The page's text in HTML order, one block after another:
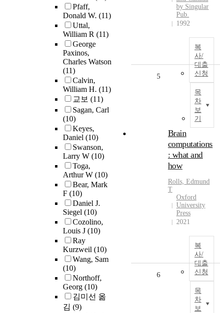
Pfaff,
Donald W. (11)
Uttal,
William R (11)
George
Paxinos,
Charles Watson
(11)
Calvin,
William H. (11)
교보 (11)
Sagan, Carl
(10)
Keyes,
Daniel (10)
Swanson,
Larry W (10)
Toga,
Arthur W (10)
Bear, Mark
F (10)
Daniel J.
Siegel (10)
Cozolino,
Louis J (10)
Ray
Kurzweil (10)
Wang, Sam
(10)
Northoff,
Georg (10)
김미선 옮
김 (9)
by Singular
Pub.
1992
복
사/
대출
신청
목
차
보
기
5
Brain
computations
: what and
how
Rolls, Edmund
T
Oxford
University
Press
2021
복
사/
대출
신청
목
차
보
6